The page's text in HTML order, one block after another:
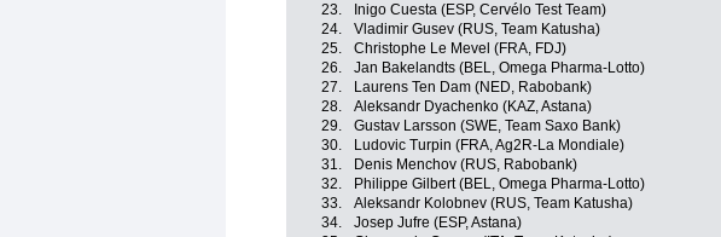
23.
Inigo Cuesta (ESP, Cervélo Test Team)
24.
Vladimir Gusev (RUS, Team Katusha)
25.
Christophe Le Mevel (FRA, FDJ)
26.
Jan Bakelandts (BEL, Omega Pharma-Lotto)
27.
Laurens Ten Dam (NED, Rabobank)
28.
Aleksandr Dyachenko (KAZ, Astana)
29.
Gustav Larsson (SWE, Team Saxo Bank)
30.
Ludovic Turpin (FRA, Ag2R-La Mondiale)
31.
Denis Menchov (RUS, Rabobank)
32.
Philippe Gilbert (BEL, Omega Pharma-Lotto)
33.
Aleksandr Kolobnev (RUS, Team Katusha)
34.
Josep Jufre (ESP, Astana)